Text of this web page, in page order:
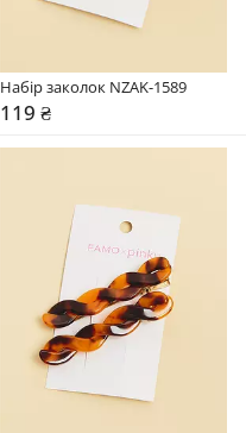
Набір заколок NZAK-1589
119 ₴